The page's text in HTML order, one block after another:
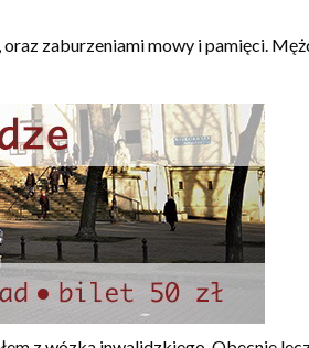
zaburzeniami mowy i pamięci.